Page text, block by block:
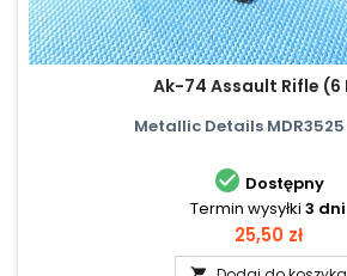
Ak-74 Assault Rifle (6
Metallic Details
 Dostępny
Termin wysyłki 3 dni
Cena
25,50 zł